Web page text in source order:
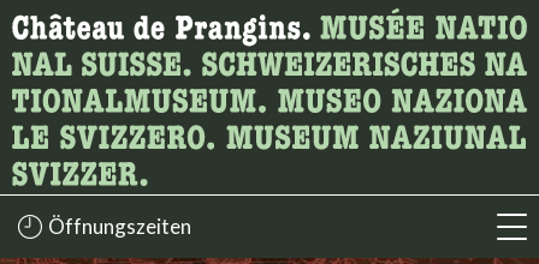
Wonach suchen Sie?
Hier können Sie nach Inhalten der Seite suchen.
Öffnungszeiten